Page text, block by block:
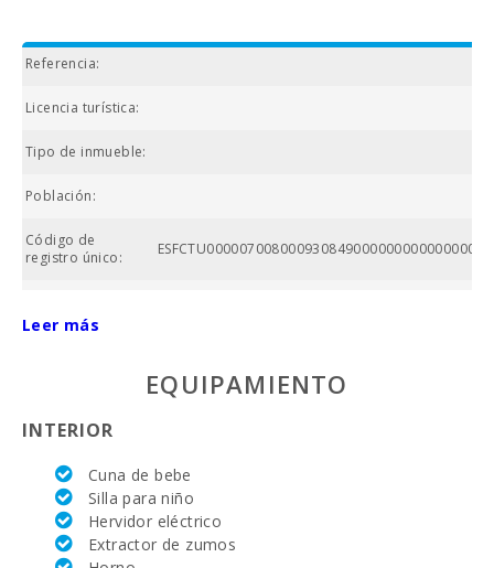
Referencia:
Licencia turística:
Tipo de inmueble:
Población:
Código de
registro único:
ACONDICIONADO:
(m2):
Vall d´Or Golf
(km):
Equitación Son
Menut (km):
Leer más
EQUIPAMIENTO
INTERIOR
Cuna de bebe
Silla para niño
Hervidor eléctrico
Extractor de zumos